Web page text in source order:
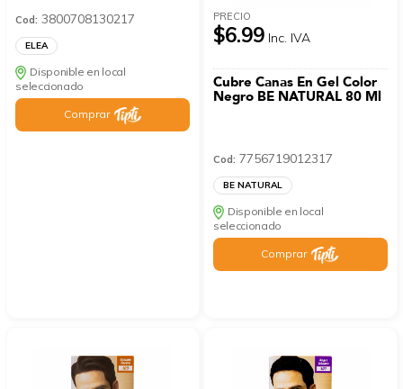
Cod: 3800708130217
ELEA
Disponible en local
seleccionado
Comprar
PRECIO
$6.99 Inc. IVA
Cubre Canas En Gel Color
Negro BE NATURAL 80 Ml
Cod: 7756719012317
BE NATURAL
Disponible en local
seleccionado
Comprar